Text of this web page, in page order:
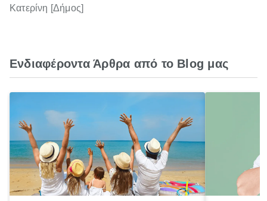
Κατερίνη [Δήμος]
Ενδιαφέροντα Άρθρα από το Blog μας